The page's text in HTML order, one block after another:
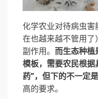
化学农业对待病虫
在也越来越不管用了
副作用。 而生态种植
模板，需要农民根据
药”，但下的不一定是
高的要求。